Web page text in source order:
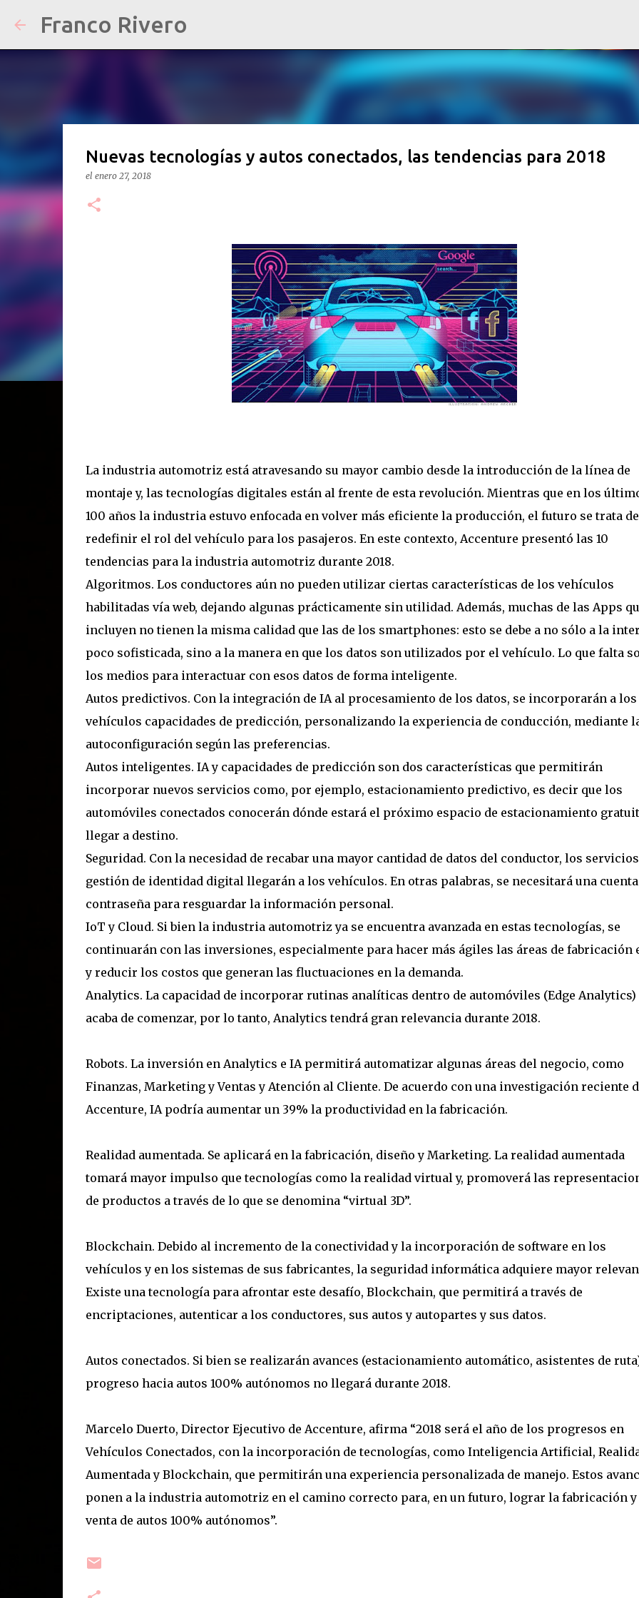
Franco Rivero
Nuevas tecnologías y autos conectados, las tendencias para 2018
el enero 27, 2018
La industria automotriz está atravesando su mayor cambio desde la introducción de la línea de
montaje y, las tecnologías digitales están al frente de esta revolución. Mientras que en los
100 años la industria estuvo enfocada en volver más eficiente la producción, el futuro se trata de
redefinir el rol del vehículo para los pasajeros. En este contexto, Accenture presentó las 10
tendencias para la industria automotriz durante 2018.
Algoritmos. Los conductores aún no pueden utilizar ciertas características de los vehículos
habilitadas vía web, dejando algunas prácticamente sin utilidad. Además, muchas de las Apps
incluyen no tienen la misma calidad que las de los smartphones: esto se debe a no sólo a la
poco sofisticada, sino a la manera en que los datos son utilizados por el vehículo. Lo que falta
los medios para interactuar con esos datos de forma inteligente.
Autos predictivos. Con la integración de IA al procesamiento de los datos, se incorporarán a los
vehículos capacidades de predicción, personalizando la experiencia de conducción, mediante
autoconfiguración según las preferencias.
Autos inteligentes. IA y capacidades de predicción son dos características que permitirán
incorporar nuevos servicios como, por ejemplo, estacionamiento predictivo, es decir que los
automóviles conectados conocerán dónde estará el próximo espacio de estacionamiento
llegar a destino.
Seguridad. Con la necesidad de recabar una mayor cantidad de datos del conductor, los
gestión de identidad digital llegarán a los vehículos. En otras palabras, se necesitará una
contraseña para resguardar la información personal.
IoT y Cloud. Si bien la industria automotriz ya se encuentra avanzada en estas tecnologías, se
continuarán con las inversiones, especialmente para hacer más ágiles las áreas de fabricación
y reducir los costos que generan las fluctuaciones en la demanda.
Analytics. La capacidad de incorporar rutinas analíticas dentro de automóviles (Edge Analytics)
acaba de comenzar, por lo tanto, Analytics tendrá gran relevancia durante 2018.
Robots. La inversión en Analytics e IA permitirá automatizar algunas áreas del negocio, como
Finanzas, Marketing y Ventas y Atención al Cliente. De acuerdo con una investigación reciente
Accenture, IA podría aumentar un 39% la productividad en la fabricación.
Realidad aumentada. Se aplicará en la fabricación, diseño y Marketing. La realidad aumentada
tomará mayor impulso que tecnologías como la realidad virtual y, promoverá las
de productos a través de lo que se denomina “virtual 3D”.
Blockchain. Debido al incremento de la conectividad y la incorporación de software en los
vehículos y en los sistemas de sus fabricantes, la seguridad informática adquiere mayor
Existe una tecnología para afrontar este desafío, Blockchain, que permitirá a través de
encriptaciones, autenticar a los conductores, sus autos y autopartes y sus datos.
Autos conectados. Si bien se realizarán avances (estacionamiento automático, asistentes de
progreso hacia autos 100% autónomos no llegará durante 2018.
Marcelo Duerto, Director Ejecutivo de Accenture, afirma “2018 será el año de los progresos en
Vehículos Conectados, con la incorporación de tecnologías, como Inteligencia Artificial,
Aumentada y Blockchain, que permitirán una experiencia personalizada de manejo. Estos
ponen a la industria automotriz en el camino correcto para, en un futuro, lograr la fabricación y
venta de autos 100% autónomos”.